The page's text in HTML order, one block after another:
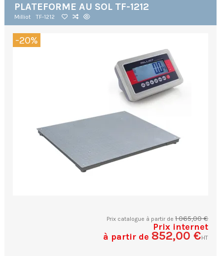
PLATEFORME AU SOL TF-1212
Milliot TF-1212
-20%
Prix catalogue à partir de1 065,00 €
Prix internet
à partir de 852,00 €HT